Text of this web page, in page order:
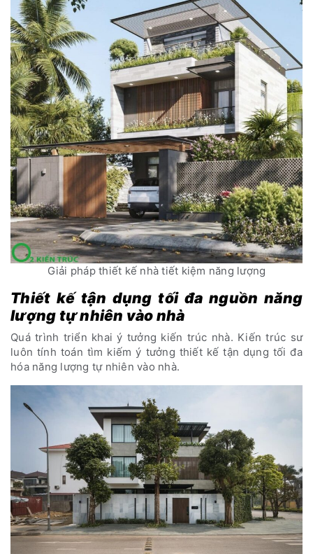
Giải pháp thiết kế nhà tiết kiệm năng lượng
Thiết kế tận dụng tối đa nguồn năng
lượng tự nhiên vào nhà
Quá trình triển khai ý tưởng kiến trúc nhà. Kiến trúc sư
luôn tính toán tìm kiếm ý tưởng thiết kế tận dụng tối đa
hóa năng lượng tự nhiên vào nhà.